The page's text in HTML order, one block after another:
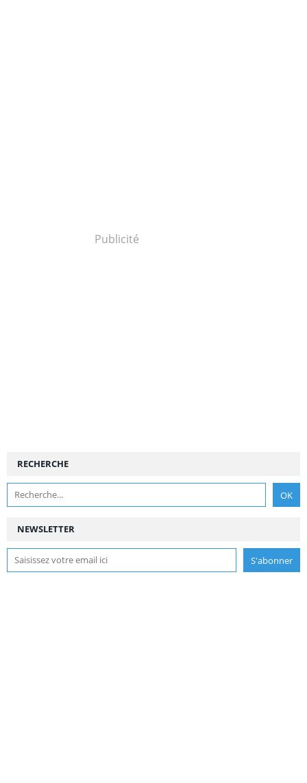
Publicité
NEWSLETTER
RECHERCHE